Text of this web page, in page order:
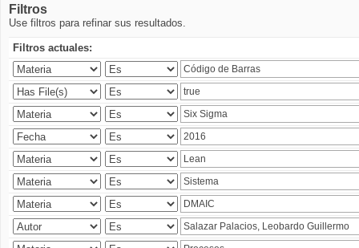
Filtros
Use filtros para refinar sus resultados.
Filtros actuales: